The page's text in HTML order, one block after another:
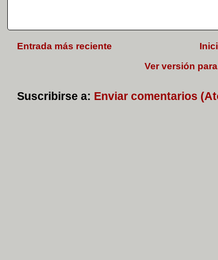
Entrada más reciente
Ver versión
Suscribirse a: Enviar comentarios